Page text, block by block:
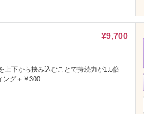
¥9,700
上下から挟み込むことで持続力が1.5倍
ング＋￥300